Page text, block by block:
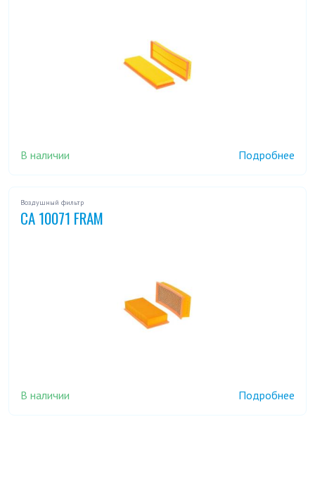
В наличии Подробнее
Воздушный фильтр
CA 10071 FRAM
В наличии Подробнее